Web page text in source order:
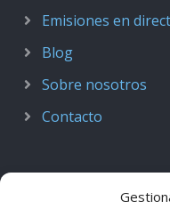
Emisiones en
Blog
Sobre nosotros
Contacto